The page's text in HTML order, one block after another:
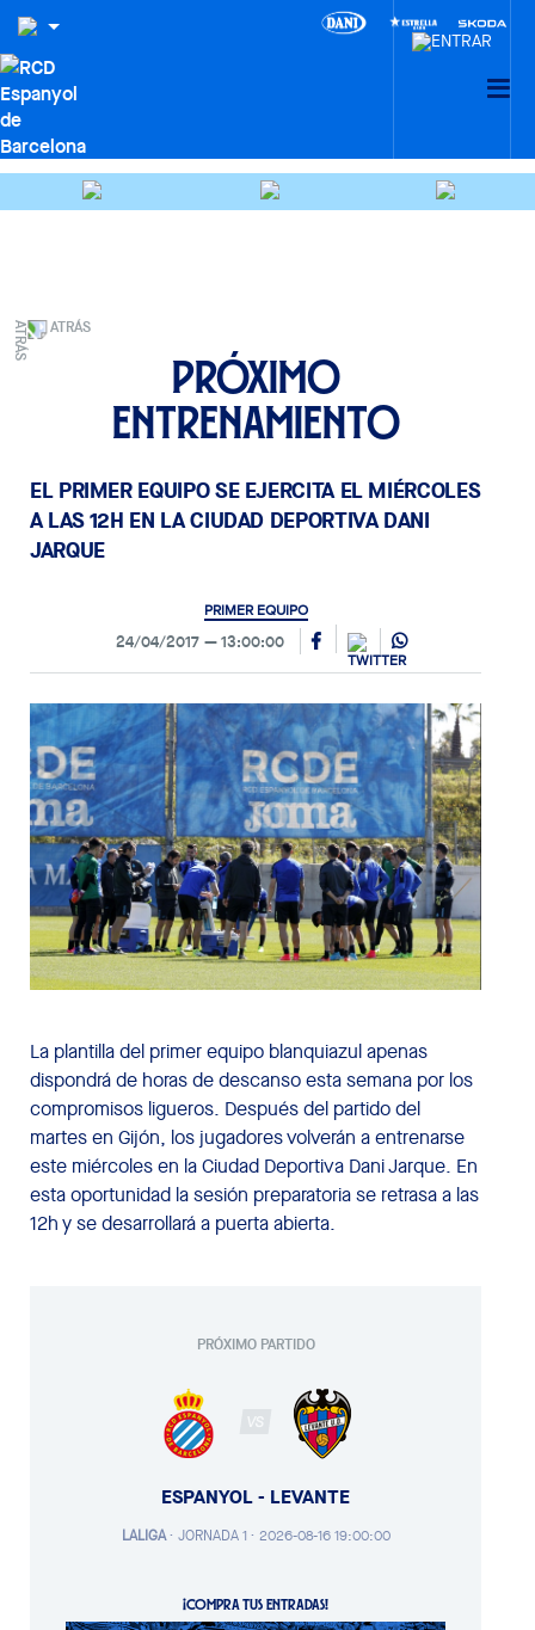
ATRÁS
Próximo
entrenamiento
EL PRIMER EQUIPO SE EJERCITA EL MIÉRCOLES
A LAS 12H EN LA CIUDAD DEPORTIVA DANI
JARQUE
PRIMER EQUIPO
24/04/2017 13:00:00
La plantilla del primer equipo blanquiazul apenas
dispondrá de horas de descanso esta semana por los
compromisos ligueros. Después del partido del
martes en Gijón, los jugadores volverán a entrenarse
este miércoles en la Ciudad Deportiva Dani Jarque. En
esta oportunidad la sesión preparatoria se retrasa a las
12h y se desarrollará a puerta abierta.
PRÓXIMO PARTIDO
VS
ESPANYOL - LEVANTE
LALIGA· JORNADA 1 · 2026-08-16 19:00:00
¡COMPRA TUS ENTRADAS!